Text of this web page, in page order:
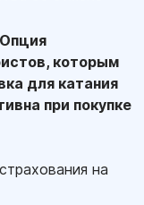
Опция
которым
для катания
при покупке
на